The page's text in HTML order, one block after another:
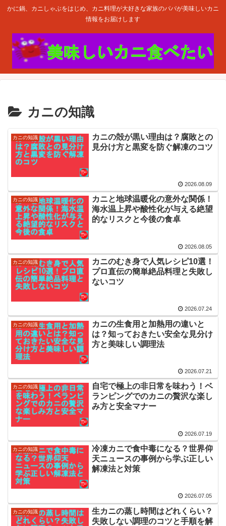
かに鍋、カニしゃぶをはじめ、カニ料理が大好きな家族のパパが美味しいカニ
情報をお届けします
カニの知識
カニの知識
カニの殻が黒い理由は？腐敗との
見分け方と黒変を防ぐ解凍のコツ
2026.08.09
カニの知識
カニと地球温暖化の意外な関係！
海水温上昇や酸性化が与える絶望
的なリスクと今後の食卓
2026.08.05
カニの知識
カニのむき身で人気レシピ10選！
プロ直伝の簡単絶品料理と失敗し
ないコツ
2026.07.24
カニの知識
カニの生食用と加熱用の違いと
は？知っておきたい安全な見分け
方と美味しい調理法
2026.07.21
カニの知識
自宅で極上の非日常を味わう！ベ
ランピングでのカニの贅沢な楽し
み方と安全マナー
2026.07.19
カニの知識
冷凍カニで食中毒になる？世界仰
天ニュースの事例から学ぶ正しい
解凍法と対策
2026.07.05
カニの知識
生カニの蒸し時間はどれくらい？
失敗しない調理のコツと手順を解